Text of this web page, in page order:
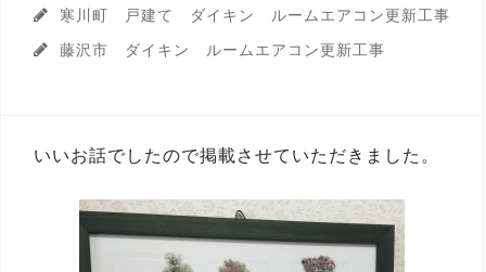
寒川町 戸建て ダイキン ルームエアコン更新工事
藤沢市 ダイキン ルームエアコン更新工事
いいお話でしたので掲載させていただきました。